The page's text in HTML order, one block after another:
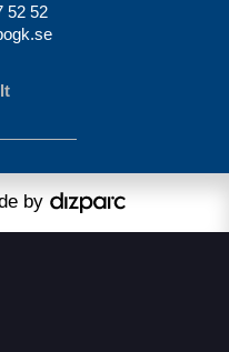
52 52
by